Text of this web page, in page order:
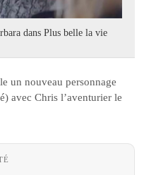
dans Plus belle la vie
un nouveau personnage
avec Chris l’aventurier le